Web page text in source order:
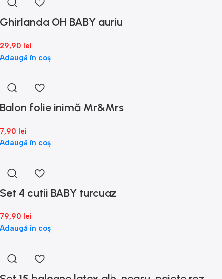
Ghirlanda OH BABY auriu
29,90 lei
Adaugă în coș
Balon folie inimă Mr&Mrs
7,90 lei
Adaugă în coș
Set 4 cutii BABY turcuaz
79,90 lei
Adaugă în coș